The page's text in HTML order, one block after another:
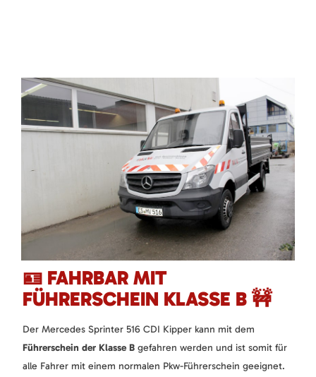
🪪 FAHRBAR MIT
FÜHRERSCHEIN KLASSE B 🚧
Der Mercedes Sprinter 516 CDI Kipper kann mit dem
Führerschein der Klasse B gefahren werden und ist somit für
alle Fahrer mit einem normalen Pkw-Führerschein geeignet.